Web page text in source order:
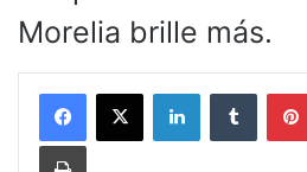
Morelia brille más.
LinkedInTumblr
Imprimir